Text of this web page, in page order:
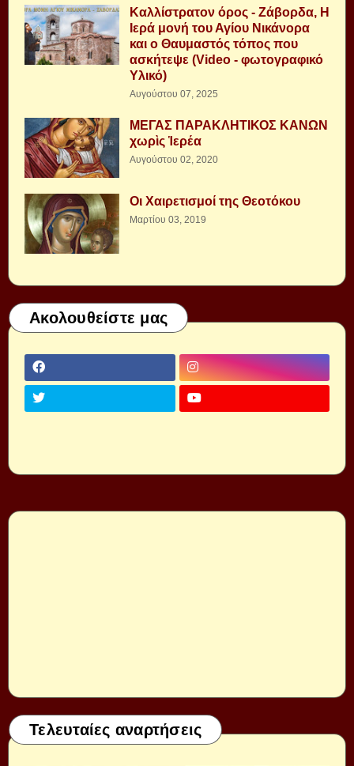
Καλλίστρατον όρος - Ζάβορδα, Η
Ιερά μονή του Αγίου Νικάνορα
και ο Θαυμαστός τόπος που
ασκήτεψε (Video - φωτογραφικό
Υλικό)
Αυγούστου 07, 2025
ΜΕΓΑΣ ΠΑΡΑΚΛΗΤΙΚΟΣ ΚΑΝΩΝ
χωρὶς Ἱερέα
Αυγούστου 02, 2020
Οι Χαιρετισμοί της Θεοτόκου
Μαρτίου 03, 2019
Ακολουθείστε μας
Τελευταίες αναρτήσεις